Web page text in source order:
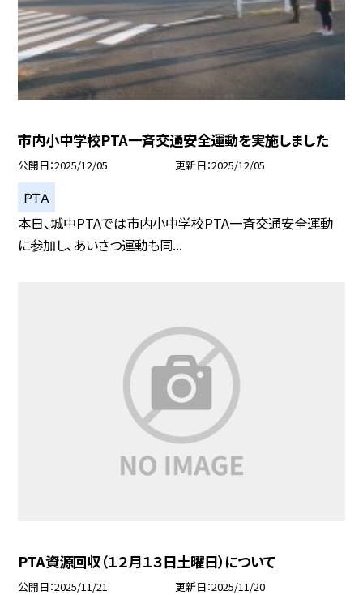
市内小中学校PTA一斉交通安全運動を実施しました
公開日 2025/12/05 更新日 2025/12/05
ＰＴＡ
本日、城中PTAでは市内小中学校PTA一斉交通安全運動
に参加し、あいさつ運動も同...
PTA資源回収（１２月１３日土曜日）について
公開日 2025/11/21 更新日 2025/11/20